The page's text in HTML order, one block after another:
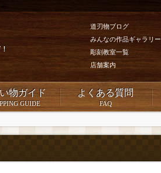
道刃物ブログ
みんなの作品ギャラリー
彫刻教室一覧
店舗案内
物ガイド
GUIDE
よくある質問
FAQ